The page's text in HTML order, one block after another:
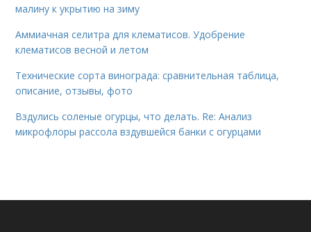
малину к укрытию на зиму
Аммиачная селитра для клематисов. Удобрение
клематисов весной и летом
Технические сорта винограда: сравнительная таблица,
описание, отзывы, фото
Вздулись соленые огурцы, что делать. Re: Анализ
микрофлоры рассола вздувшейся банки с огурцами